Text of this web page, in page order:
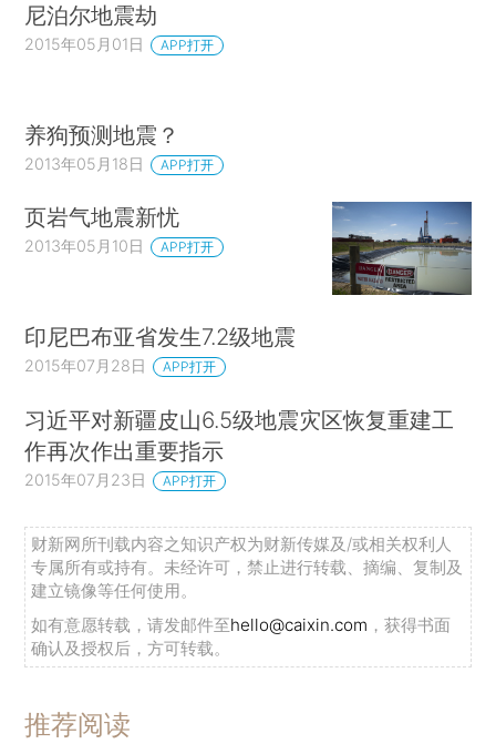
尼泊尔地震劫
2015年05月01日 APP打开
养狗预测地震？
2013年05月18日 APP打开
页岩气地震新忧
2013年05月10日 APP打开
印尼巴布亚省发生7.2级地震
2015年07月28日 APP打开
习近平对新疆皮山6.5级地震灾区恢复重建工
作再次作出重要指示
2015年07月23日 APP打开
财新网所刊载内容之知识产权为财新传媒及/或相关权利人
专属所有或持有。未经许可，禁止进行转载、摘编、复制及
建立镜像等任何使用。
如有意愿转载，请发邮件至hello@caixin.com ，获得书面
确认及授权后，方可转载。
推荐阅读